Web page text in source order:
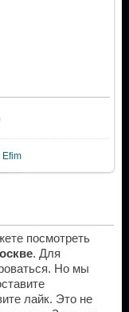
Efim
посмотреть
. Для
Но мы
лайк. Это не